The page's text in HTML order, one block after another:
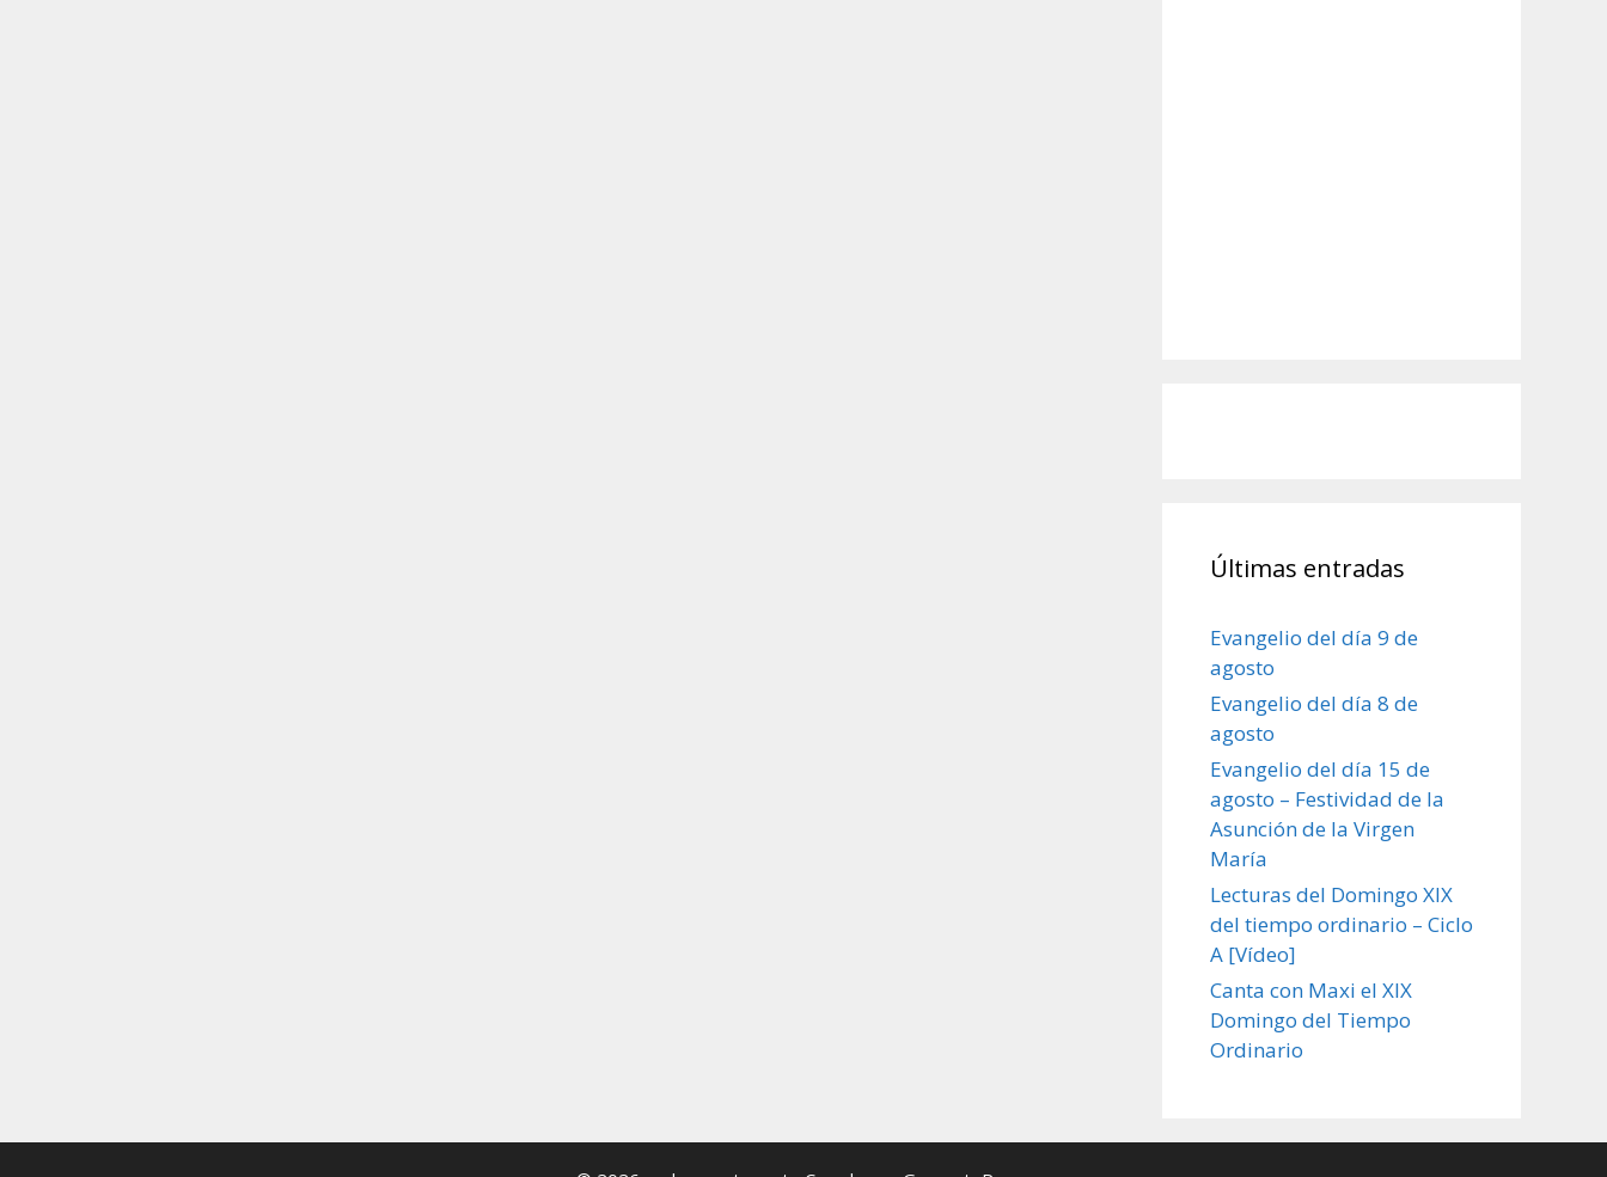
Últimas entradas
Evangelio del día 9 de
agosto
Evangelio del día 8 de
agosto
Evangelio del día 15 de
agosto – Festividad de la
Asunción de la Virgen
María
Lecturas del Domingo XIX
del tiempo ordinario – Ciclo
A [Vídeo]
Canta con Maxi el XIX
Domingo del Tiempo
Ordinario